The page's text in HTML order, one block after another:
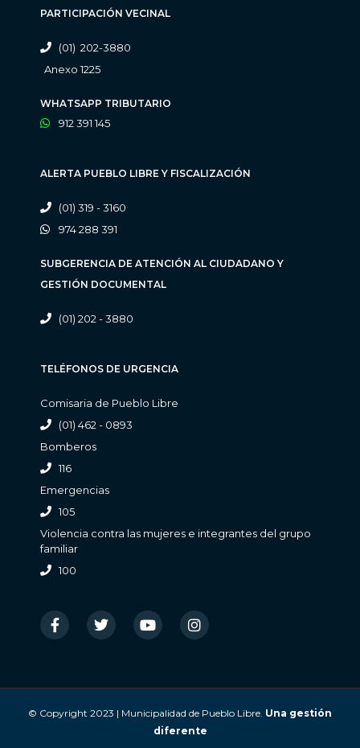
PARTICIPACIÓN VECINAL
(01) 202-3880
Anexo 1225
WHATSAPP TRIBUTARIO
912 391 145
ALERTA PUEBLO LIBRE Y FISCALIZACIÓN
(01) 319 - 3160
974 288 391
SUBGERENCIA DE ATENCIÓN AL CIUDADANO Y
GESTIÓN DOCUMENTAL
(01) 202 - 3880
TELÉFONOS DE URGENCIA
Comisaria de Pueblo Libre
(01) 462 - 0893
Bomberos
116
Emergencias
105
Violencia contra las mujeres e integrantes del grupo
familiar
100
© Copyright 2023 | Municipalidad de Pueblo Libre. Una gestión
diferente